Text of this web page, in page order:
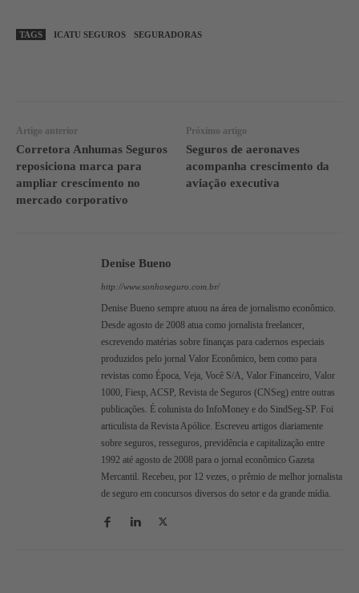
TAGS ICATU SEGUROS SEGURADORAS
Artigo anterior
Corretora Anhumas Seguros
reposiciona marca para
ampliar crescimento no
mercado corporativo
Próximo artigo
Seguros de aeronaves
acompanha crescimento da
aviação executiva
Denise Bueno
http://www.sonhoseguro.com.br/
Denise Bueno sempre atuou na área de jornalismo econômico.
Desde agosto de 2008 atua como jornalista freelancer,
escrevendo matérias sobre finanças para cadernos especiais
produzidos pelo jornal Valor Econômico, bem como para
revistas como Época, Veja, Você S/A, Valor Financeiro, Valor
1000, Fiesp, ACSP, Revista de Seguros (CNSeg) entre outras
publicações. É colunista do InfoMoney e do SindSeg-SP. Foi
articulista da Revista Apólice. Escreveu artigos diariamente
sobre seguros, resseguros, previdência e capitalização entre
1992 até agosto de 2008 para o jornal econômico Gazeta
Mercantil. Recebeu, por 12 vezes, o prêmio de melhor jornalista
de seguro em concursos diversos do setor e da grande mídia.